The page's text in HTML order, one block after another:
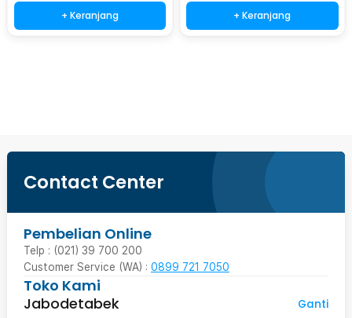
+ Keranjang + Keranjang
Contact Center
Pembelian Online
Telp : (021) 39 700 200
Customer Service (WA) : 0899 721 7050
Toko Kami
Jabodetabek
Ganti